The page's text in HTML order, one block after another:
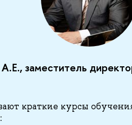
заместитель
краткие курсы